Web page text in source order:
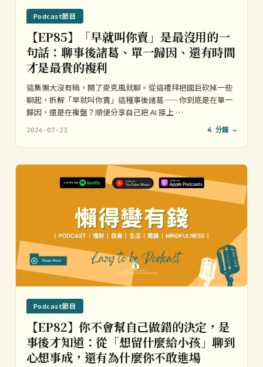
Podcast節目
【EP85】「早就叫你賣」是最沒用的一
句話：聊事後諸葛、單一歸因、還有時間
才是最貴的複利
這集懶大沒有稿，開了麥克風就聊。從這禮拜把國巨砍掉一些
聊起，拆解「早就叫你賣」這種事後諸葛——你到底是在單一
歸因，還是在複盤？順便分享自己把 AI 接上 …
2026-07-23 4 分鐘 →
Podcast節目
【EP82】你不會幫自己做錯的決定，是
事後才知道：從「想留什麼給小孩」聊到
心想事成，還有為什麼你不敢進場